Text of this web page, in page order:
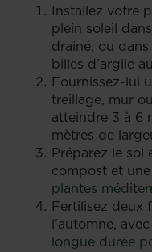
Installez votre
plein soleil
drainé, ou
billes d’argile
Fournissez-lui
treillage, mur
atteindre 3 à 6
mètres de
Préparez le sol
compost et
plantes
Fertilisez deux
l’automne,
longue durée